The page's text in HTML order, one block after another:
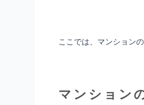
ここでは、マンション
マンション